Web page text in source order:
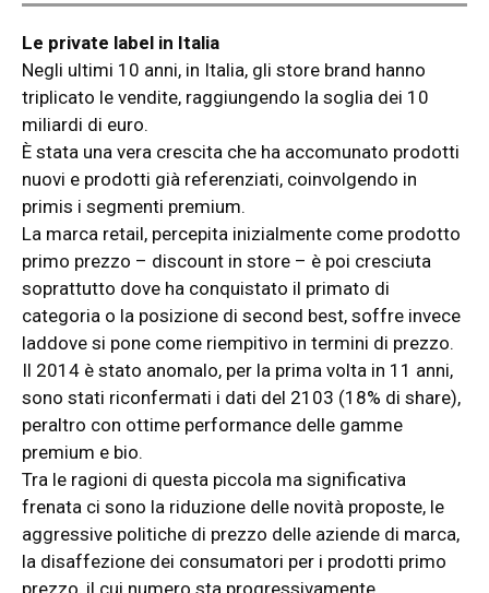
Le private label in Italia
Negli ultimi 10 anni, in Italia, gli store brand hanno
triplicato le vendite, raggiungendo la soglia dei 10
miliardi di euro.
È stata una vera crescita che ha accomunato prodotti
nuovi e prodotti già referenziati, coinvolgendo in
primis i segmenti premium.
La marca retail, percepita inizialmente come prodotto
primo prezzo – discount in store – è poi cresciuta
soprattutto dove ha conquistato il primato di
categoria o la posizione di second best, soffre invece
laddove si pone come riempitivo in termini di prezzo.
Il 2014 è stato anomalo, per la prima volta in 11 anni,
sono stati riconfermati i dati del 2103 (18% di share),
peraltro con ottime performance delle gamme
premium e bio.
Tra le ragioni di questa piccola ma significativa
frenata ci sono la riduzione delle novità proposte, le
aggressive politiche di prezzo delle aziende di marca,
la disaffezione dei consumatori per i prodotti primo
prezzo, il cui numero sta progressivamente